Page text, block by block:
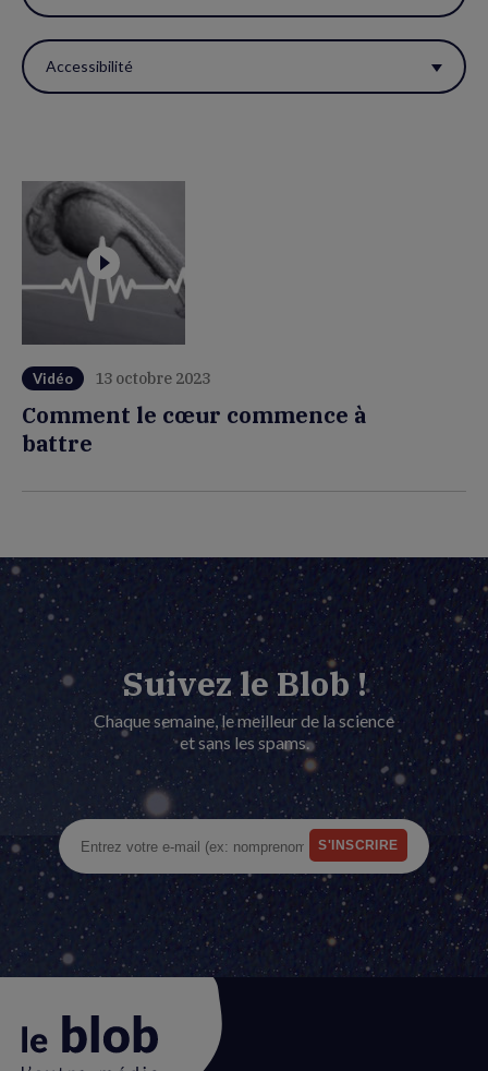
Accessibilité
Vidéo 13 octobre 2023
Comment le cœur commence à
battre
Suivez le Blob !
Chaque semaine, le meilleur de la science
et sans les spams.